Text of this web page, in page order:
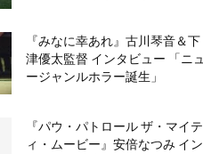
『みなに幸あれ』古川琴音＆下
津優太監督 インタビュー 「ニュ
ージャンルホラー誕生」
『パウ・パトロール ザ・マイテ
ィ・ムービー』安倍なつみ イン